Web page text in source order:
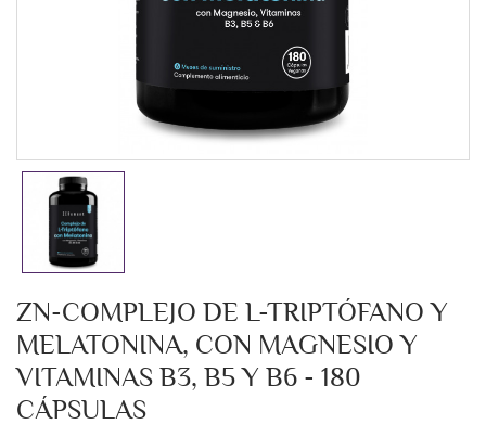
ZN-COMPLEJO DE L-TRIPTÓFANO Y
MELATONINA, CON MAGNESIO Y
VITAMINAS B3, B5 Y B6 - 180
CÁPSULAS